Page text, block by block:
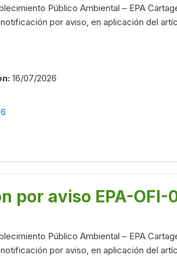
Público Ambiental – EPA
por aviso, en aplicación del
16/07/2026
por aviso EPA-
Público Ambiental – EPA
por aviso, en aplicación del